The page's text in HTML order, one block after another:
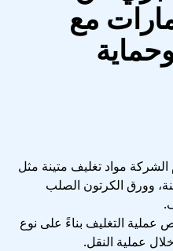
مع
مواد تغليف متينة مثل
وورق الكرتون الصلب
عملية التغليف بناءً على نوع
عملية النقل.